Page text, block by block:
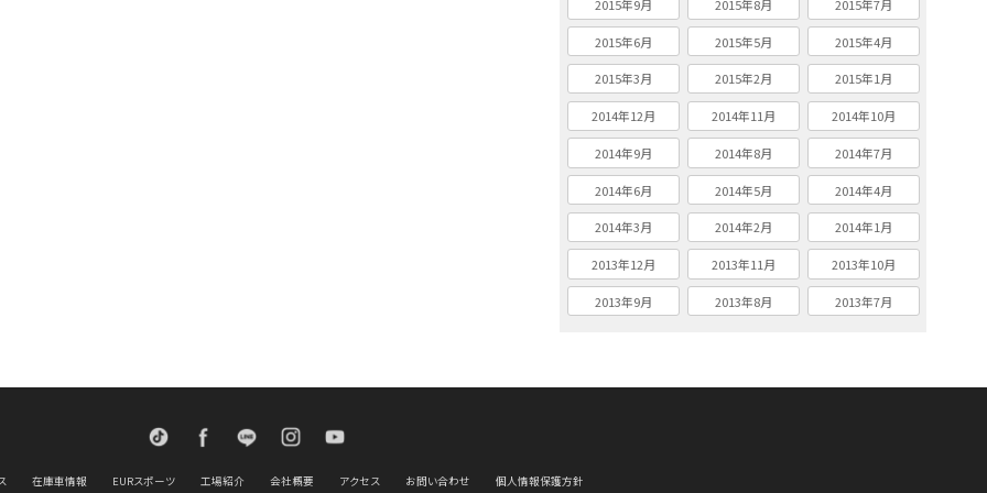
2015年9月 2015年8月 2015年7月
2015年6月 2015年5月 2015年4月
2015年3月 2015年2月 2015年1月
2014年12月 2014年11月 2014年10月
2014年9月 2014年8月 2014年7月
2014年6月 2014年5月 2014年4月
2014年3月 2014年2月 2014年1月
2013年12月 2013年11月 2013年10月
2013年9月 2013年8月 2013年7月
TikTok FacebookLINE
在庫車情報 EURスポーツ 工場紹介 会社概要 アクセス お問い合わせ 個人情報保護方針